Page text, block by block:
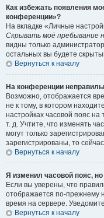
Как избежать появления
конференции»?
На вкладке «Личные
Скрывать моё пребывание
видны только
остальных вы будете
Вернуться к началу
На конференции
Возможно, отображается
не к тому, в котором
настройках часовой пояс на
т. д. Учтите, что изменять
могут только
зарегистрированы, то
Вернуться к началу
Я изменил часовой пояс,
Если вы уверены, что
отображается по-прежнему
время на сервере.
Вернуться к началу